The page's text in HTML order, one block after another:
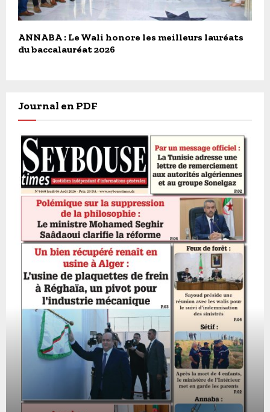
ANNABA : Le Wali honore les meilleurs lauréats
du baccalauréat 2026
Journal en PDF